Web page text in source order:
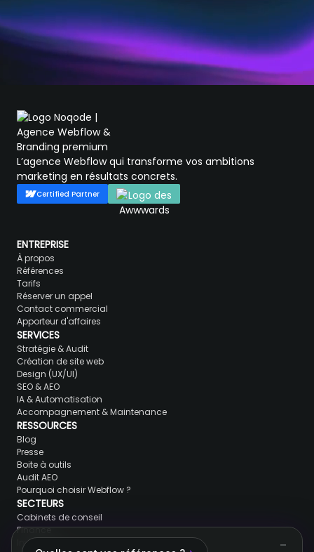
L’agence Webflow qui transforme vos ambitions
marketing en résultats concrets.
Certified Partner
ENTREPRISE
À propos
Références
Tarifs
Réserver un appel
Contact commercial
Apporteur d'affaires
SERVICES
Stratégie & Audit
Création de site web
Design (UX/UI)
SEO & AEO
IA & Automatisation
Accompagnement & Maintenance
RESSOURCES
Blog
Presse
Boite à outils
Audit AEO
Pourquoi choisir Webflow ?
SECTEURS
Cabinets de conseil
Finance
Immobilier